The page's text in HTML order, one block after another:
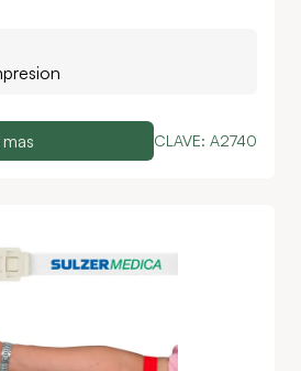
CLAVE: A2740